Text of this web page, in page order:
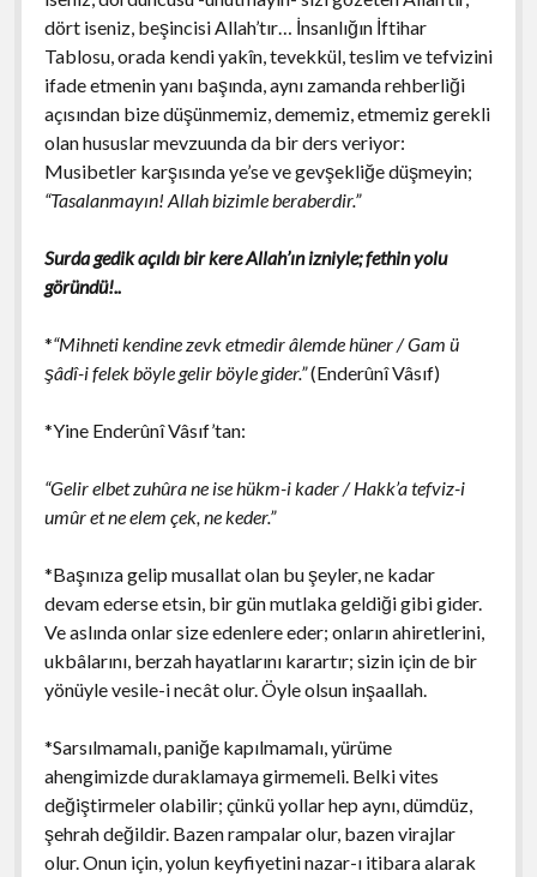
dört iseniz, beşincisi Allah’tır… İnsanlığın İftihar
Tablosu, orada kendi yakîn, tevekkül, teslim ve tefvizini
ifade etmenin yanı başında, aynı zamanda rehberliği
açısından bize düşünmemiz, dememiz, etmemiz gerekli
olan hususlar mevzuunda da bir ders veriyor:
Musibetler karşısında ye’se ve gevşekliğe düşmeyin;
“Tasalanmayın! Allah bizimle beraberdir.”
Surda gedik açıldı bir kere Allah’ın izniyle; fethin yolu
göründü!..
*“Mihneti kendine zevk etmedir âlemde hüner / Gam ü
şâdî-i felek böyle gelir böyle gider.”(Enderûnî Vâsıf)
*Yine Enderûnî Vâsıf’tan:
“Gelir elbet zuhûra ne ise hükm-i kader / Hakk’a tefviz-i
umûr et ne elem çek, ne keder.”
*Başınıza gelip musallat olan bu şeyler, ne kadar
devam ederse etsin, bir gün mutlaka geldiği gibi gider.
Ve aslında onlar size edenlere eder; onların ahiretlerini,
ukbâlarını, berzah hayatlarını karartır; sizin için de bir
yönüyle vesile-i necât olur. Öyle olsun inşaallah.
*Sarsılmamalı, paniğe kapılmamalı, yürüme
ahengimizde duraklamaya girmemeli. Belki vites
değiştirmeler olabilir; çünkü yollar hep aynı, dümdüz,
şehrah değildir. Bazen rampalar olur, bazen virajlar
olur. Onun için, yolun keyfiyetini nazar-ı itibara alarak